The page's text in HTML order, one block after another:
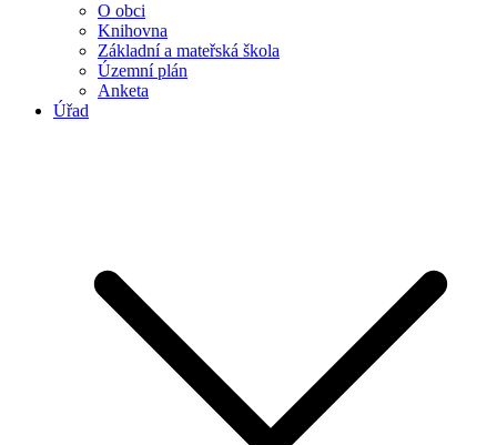
O obci
Knihovna
Základní a mateřská škola
Územní plán
Anketa
Úřad